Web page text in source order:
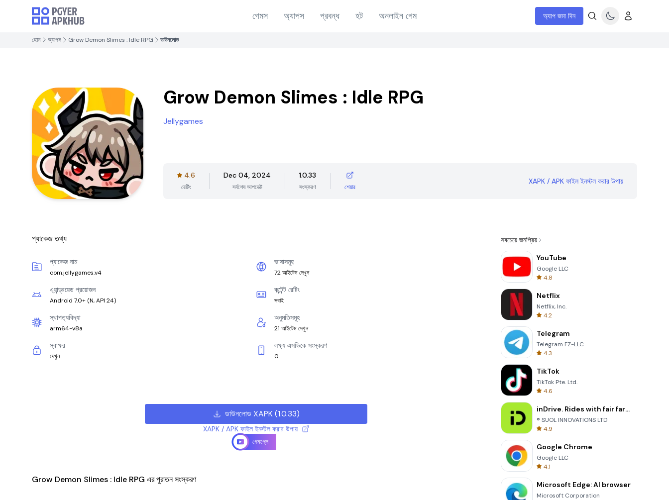
গেমস অ্যাপস প্রবন্ধ হট অনলাইন গেম অ্যাপ জমা দিন
হোম অ্যাপস Grow Demon Slimes : Idle RPG ডাউনলোড
Grow Demon Slimes : Idle RPG
Jellygames
4.6
রেটিং
Dec 04, 2024
সর্বশেষ আপডেট
1.0.33
সংস্করণ শেয়ার
XAPK / APK ফাইল ইনস্টল করার উপায়
প্যাকেজ তথ্য
প্যাকেজ নাম
com.jellygames.v4
ভাষাসমূহ
72 আইটেম দেখুন
এ্যান্ড্রয়েড প্রয়োজন
Android 7.0+ (N, API 24)
কন্টেন্ট রেটিং
সবাই
স্থাপত্যবিদ্যা
arm64-v8a
অনুমতিসমূহ
21 আইটেম দেখুন
স্বাক্ষর
দেখুন
লক্ষ্য এসডিকে সংস্করণ
0
ডাউনলোড XAPK(1.0.33)
XAPK / APK ফাইল ইনস্টল করার উপায়
গেমপ্লে
Grow Demon Slimes : Idle RPG এর পুরাতন সংস্করণ
সবচেয়ে জনপ্রিয়
YouTube
Google LLC
4.8
Netflix
Netflix, Inc.
4.2
Telegram
Telegram FZ-LLC
4.3
TikTok
TikTok Pte. Ltd.
4.6
inDrive. Rides with fair fares
® SUOL INNOVATIONS LTD
4.9
Google Chrome
Google LLC
4.1
Microsoft Edge: AI browser
Microsoft Corporation